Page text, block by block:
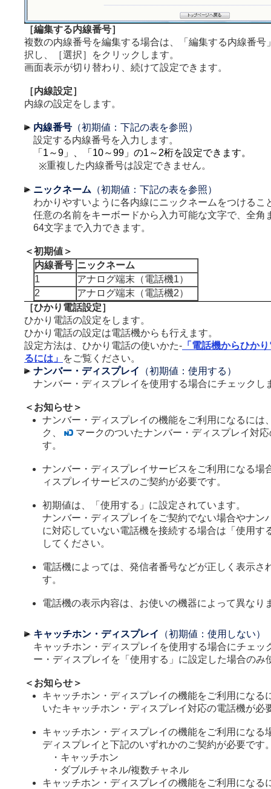
［編集する内線番号］
複数の内線番号を編集する場合は、「編集する内線番号
択し、［選択］をクリックします。
画面表示が切り替わり、続けて設定できます。
［内線設定］
内線の設定をします。
内線番号 （初期値：下記の表を参照）
設定する内線番号を入力します。
「1～9」、「10～99」の1～2桁を設定できます。
※重複した内線番号は設定できません。
ニックネーム （初期値：下記の表を参照）
わかりやすいように各内線にニックネームをつけるこ
任意の名前をキーボードから入力可能な文字で、全角
64文字まで入力できます。
＜初期値＞
内線番号 ニックネーム
1
アナログ端末（電話機1）
2
アナログ端末（電話機2）
［ひかり電話設定］
ひかり電話の設定をします。
ひかり電話の設定は電話機からも行えます。
設定方法は、ひかり電話の使いかた- 「電話機からひか
るには」 をご覧ください。
ナンバー・ディスプレイ
（初期値：使用する）
ナンバー・ディスプレイを使用する場合にチェックし
＜お知らせ＞
ナンバー・ディスプレイの機能をご利用になるには
ク、
マークのついたナンバー・ディスプレイ対
す。
ナンバー・ディスプレイサービスをご利用になる場
ィスプレイサービスのご契約が必要です。
初期値は、「使用する」に設定されています。
ナンバー・ディスプレイをご契約でない場合やナン
に対応していない電話機を接続する場合は「使用す
してください。
電話機によっては、発信者番号などが正しく表示さ
す。
電話機の表示内容は、お使いの機器によって異なり
キャッチホン・ディスプレイ
（初期値：使用しない）
キャッチホン・ディスプレイを使用する場合にチェッ
ー・ディスプレイを「使用する」に設定した場合のみ
＜お知らせ＞
キャッチホン・ディスプレイの機能をご利用になる
いたキャッチホン・ディスプレイ対応の電話機が必
キャッチホン・ディスプレイの機能をご利用になる
ディスプレイと下記のいずれかのご契約が必要です
・ キャッチホン
・ ダブルチャネル/複数チャネル
キャッチホン・ディスプレイの機能をご利用になる